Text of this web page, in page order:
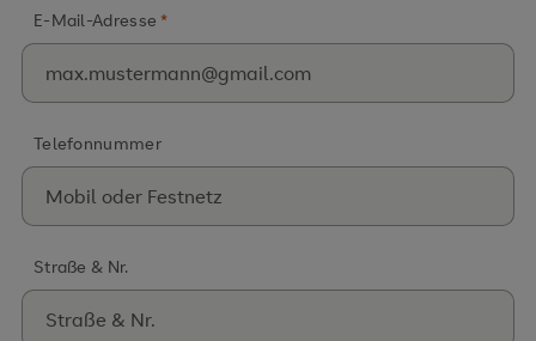
E-Mail-Adresse *
Telefonnummer
Straße & Nr.